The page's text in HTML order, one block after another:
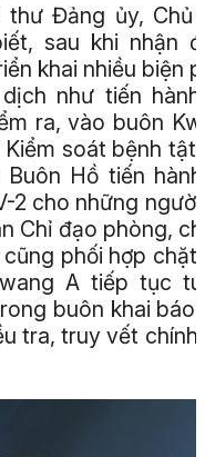
thư Đảng ủy, Chủ
sau khi nhận
khai nhiều biện
như tiến
ra, vào buôn
soát bệnh tật
Hồ tiến
2 cho những
Chỉ đạo phòng,
phối hợp chặt
A tiếp tục
buôn khai báo
tra, truy vết chính